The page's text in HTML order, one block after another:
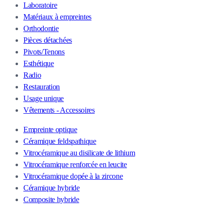
Laboratoire
Matériaux à empreintes
Orthodontie
Pièces détachées
Pivots/Tenons
Esthétique
Radio
Restauration
Usage unique
Vêtements - Accessoires
Empreinte optique
Céramique feldspathique
Vitrocéramique au disilicate de lithium
Vitrocéramique renforcée en leucite
Vitrocéramique dopée à la zircone
Céramique hybride
Composite hybride